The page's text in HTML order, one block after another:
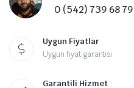
0 (542) 739 68 79
Uygun Fiyatlar
Uygun fiyat garantisi
Garantili Hizmet